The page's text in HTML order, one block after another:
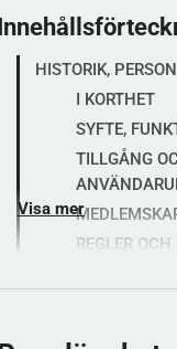
HISTORIK,
I KORTHET
SYFTE,
TILLGÅNG
REGLER
Visa mer